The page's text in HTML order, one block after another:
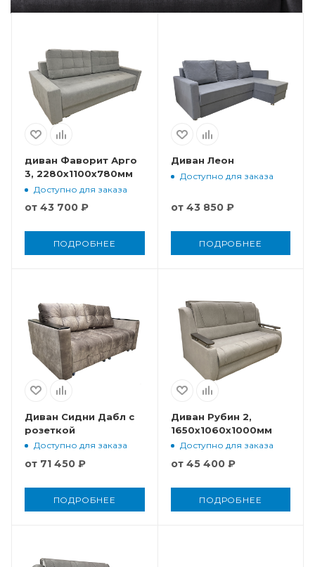
диван Фаворит Арго
3, 2280x1100x780мм
Доступно для заказа
от 43 700 ₽
ПОДРОБНЕЕ
Диван Леон
Доступно для заказа
от 43 850 ₽
ПОДРОБНЕЕ
Диван Сидни Дабл с
розеткой
Доступно для заказа
от 71 450 ₽
ПОДРОБНЕЕ
Диван Рубин 2,
1650x1060x1000мм
Доступно для заказа
от 45 400 ₽
ПОДРОБНЕЕ